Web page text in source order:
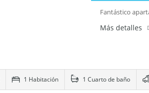
Fantástico
Más detalles
1 Habitación 1 Cuarto de baño